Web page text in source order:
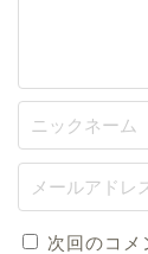
次回のコメ